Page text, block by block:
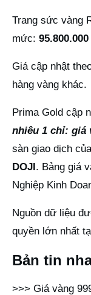
Trang sức vàng
mức:
Giá cập nhật
hàng vàng khác.
Prima Gold cập
nhiêu 1 chỉ: giá
sàn giao dịch
DOJI. Bảng giá
Nghiệp Kinh
Nguồn dữ liệu
quyền lớn nhất
Bản tin
>>> Giá vàng